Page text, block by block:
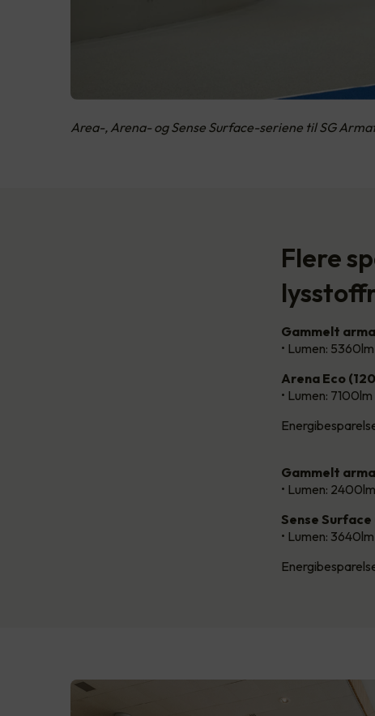
Area-, Arena- og Sense Surface-seriene til SG
Flere
Gammelt
• Lumen:
Arena Eco
• Lumen:
Gammelt
• Lumen:
Sense
• Lumen: